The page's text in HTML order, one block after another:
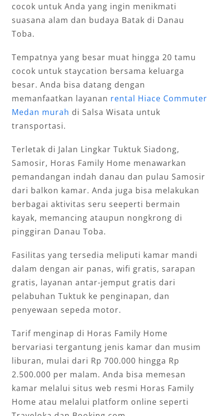
cocok untuk Anda yang ingin menikmati
suasana alam dan budaya Batak di Danau
Toba.
Tempatnya yang besar muat hingga 20 tamu
cocok untuk staycation bersama keluarga
besar. Anda bisa datang dengan
memanfaatkan layanan rental Hiace Commuter
Medan murah di Salsa Wisata untuk
transportasi.
Terletak di Jalan Lingkar Tuktuk Siadong,
Samosir, Horas Family Home menawarkan
pemandangan indah danau dan pulau Samosir
dari balkon kamar. Anda juga bisa melakukan
berbagai aktivitas seru seeperti bermain
kayak, memancing ataupun nongkrong di
pinggiran Danau Toba.
Fasilitas yang tersedia meliputi kamar mandi
dalam dengan air panas, wifi gratis, sarapan
gratis, layanan antar-jemput gratis dari
pelabuhan Tuktuk ke penginapan, dan
penyewaan sepeda motor.
Tarif menginap di Horas Family Home
bervariasi tergantung jenis kamar dan musim
liburan, mulai dari Rp 700.000 hingga Rp
2.500.000 per malam. Anda bisa memesan
kamar melalui situs web resmi Horas Family
Home atau melalui platform online seperti